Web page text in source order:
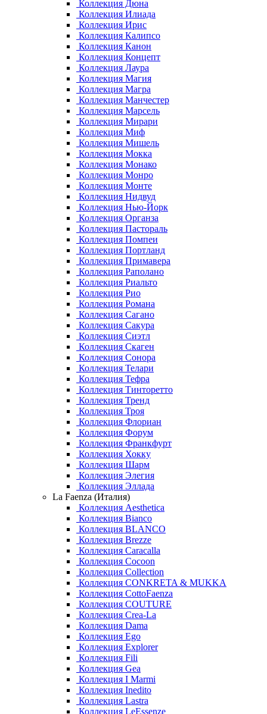
Коллекция Дюна
Коллекция Илиада
Коллекция Ирис
Коллекция Калипсо
Коллекция Канон
Коллекция Концепт
Коллекция Лаура
Коллекция Магия
Коллекция Магра
Коллекция Манчестер
Коллекция Марсель
Коллекция Мирари
Коллекция Миф
Коллекция Мишель
Коллекция Мокка
Коллекция Монако
Коллекция Монро
Коллекция Монте
Коллекция Нидвуд
Коллекция Нью-Йорк
Коллекция Органза
Коллекция Пастораль
Коллекция Помпеи
Коллекция Портланд
Коллекция Примавера
Коллекция Раполано
Коллекция Риальто
Коллекция Рио
Коллекция Романа
Коллекция Сагано
Коллекция Сакура
Коллекция Сиэтл
Коллекция Скаген
Коллекция Сонора
Коллекция Телари
Коллекция Тефра
Коллекция Тинторетто
Коллекция Тренд
Коллекция Троя
Коллекция Флориан
Коллекция Форум
Коллекция Франкфурт
Коллекция Хокку
Коллекция Шарм
Коллекция Элегия
Коллекция Эллада
La Faenza (Италия)
Коллекция Aesthetica
Коллекция Bianco
Коллекция BLANCO
Коллекция Brezze
Коллекция Caracalla
Коллекция Cocoon
Коллекция Collection
Коллекция CONKRETA & MUKKA
Коллекция CottoFaenza
Коллекция COUTURE
Коллекция Crea-La
Коллекция Dama
Коллекция Ego
Коллекция Explorer
Коллекция Fili
Коллекция Gea
Коллекция I Marmi
Коллекция Inedito
Коллекция Lastra
Коллекция LeEssenze